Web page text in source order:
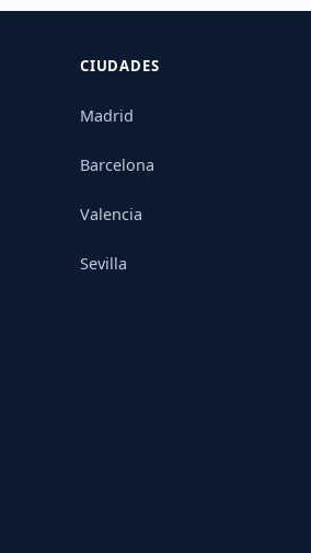
CIUDADES
Madrid
Barcelona
Valencia
Sevilla